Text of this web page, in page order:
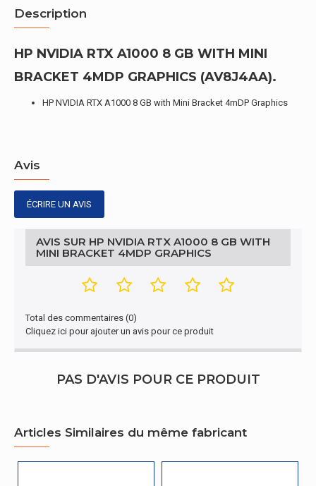
Description
HP NVIDIA RTX A1000 8 GB WITH MINI
BRACKET 4MDP GRAPHICS (AV8J4AA).
HP NVIDIA RTX A1000 8 GB with Mini Bracket 4mDP Graphics
Avis
ÉCRIRE UN AVIS
AVIS SUR HP NVIDIA RTX A1000 8 GB WITH
MINI BRACKET 4MDP GRAPHICS
Total des commentaires (0)
Cliquez ici pour ajouter un avis pour ce produit
PAS D'AVIS POUR CE PRODUIT
Articles Similaires du même fabricant